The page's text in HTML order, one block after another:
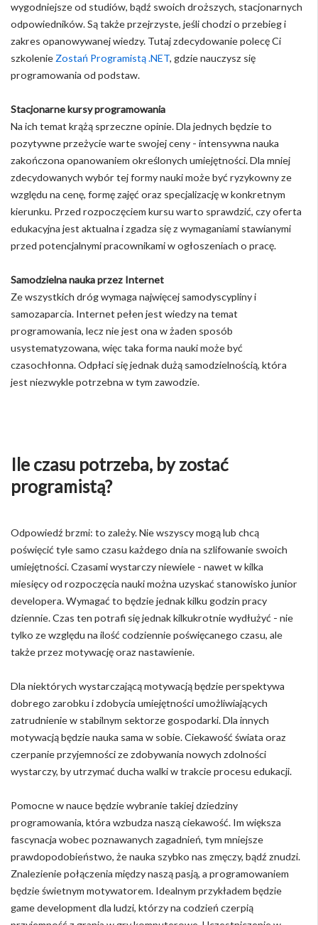
wygodniejsze od studiów, bądź swoich droższych, stacjonarnych
odpowiedników. Są także przejrzyste, jeśli chodzi o przebieg i
zakres opanowywanej wiedzy. Tutaj zdecydowanie polecę Ci
szkolenieZostań Programistą .NET, gdzie nauczysz się
programowania od podstaw.
Stacjonarne kursy programowania
Na ich temat krążą sprzeczne opinie. Dla jednych będzie to
pozytywne przeżycie warte swojej ceny - intensywna nauka
zakończona opanowaniem określonych umiejętności. Dla mniej
zdecydowanych wybór tej formy nauki może być ryzykowny ze
względu na cenę, formę zajęć oraz specjalizację w konkretnym
kierunku. Przed rozpoczęciem kursu warto sprawdzić, czy oferta
edukacyjna jest aktualna i zgadza się z wymaganiami stawianymi
przed potencjalnymi pracownikami w ogłoszeniach o pracę.
Samodzielna nauka przez Internet
Ze wszystkich dróg wymaga najwięcej samodyscypliny i
samozaparcia. Internet pełen jest wiedzy na temat
programowania, lecz nie jest ona w żaden sposób
usystematyzowana, więc taka forma nauki może być
czasochłonna. Odpłaci się jednak dużą samodzielnością, która
jest niezwykle potrzebna w tym zawodzie.
Ile czasu potrzeba, by zostać
programistą?
Odpowiedź brzmi: to zależy. Nie wszyscy mogą lub chcą
poświęcić tyle samo czasu każdego dnia na szlifowanie swoich
umiejętności. Czasami wystarczy niewiele - nawet w kilka
miesięcy od rozpoczęcia nauki można uzyskać stanowisko junior
developera. Wymagać to będzie jednak kilku godzin pracy
dziennie. Czas ten potrafi się jednak kilkukrotnie wydłużyć - nie
tylko ze względu na ilość codziennie poświęcanego czasu, ale
także przez motywację oraz nastawienie.
Dla niektórych wystarczającą motywacją będzie perspektywa
dobrego zarobku i zdobycia umiejętności umożliwiających
zatrudnienie w stabilnym sektorze gospodarki. Dla innych
motywacją będzie nauka sama w sobie. Ciekawość świata oraz
czerpanie przyjemności ze zdobywania nowych zdolności
wystarczy, by utrzymać ducha walki w trakcie procesu edukacji.
Pomocne w nauce będzie wybranie takiej dziedziny
programowania, która wzbudza naszą ciekawość. Im większa
fascynacja wobec poznawanych zagadnień, tym mniejsze
prawdopodobieństwo, że nauka szybko nas zmęczy, bądź znudzi.
Znalezienie połączenia między naszą pasją, a programowaniem
będzie świetnym motywatorem. Idealnym przykładem będzie
game development dla ludzi, którzy na codzień czerpią